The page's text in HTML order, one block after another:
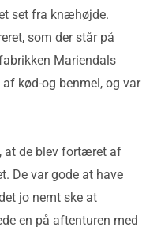
set fra knæhøjde.
som der står på
Mariendals
kød-og benmel, og var
at de blev fortæret af
De var gode at have
jo nemt ske at
en på aftenturen med